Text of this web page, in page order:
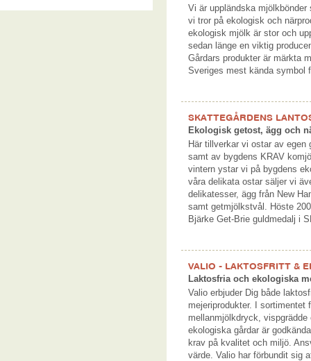
Vi är uppländska
vi tror på ekologisk och
ekologisk mjölk är stor och
sedan länge en viktig
Gårdars produkter är märkta
Sveriges mest kända symbol
SKATTEGÅRDENS
Ekologisk getost, ägg och
Här tillverkar vi ostar av egen
samt av bygdens KRAV
vintern ystar vi på bygdens
våra delikata ostar säljer vi
delikatesser, ägg från New
samt getmjölkstvål. Höste
Bjärke Get-Brie guldmedalj i
VALIO - LAKTOSFRITT &
Laktosfria och ekologiska
Valio erbjuder Dig både
mejeriprodukter. I sortimentet
mellanmjölkdryck,
ekologiska gårdar är
krav på kvalitet och miljö.
värde. Valio har förbundit sig